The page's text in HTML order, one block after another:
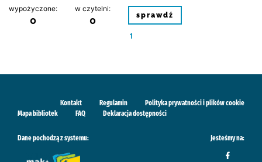
wypożyczone:
0
w czytelni:
0 sprawdź
1
Kontakt Regulamin
Polityka prywatności i plików cookie
Mapa bibliotek
FAQ Deklaracja dostępności
Dane pochodzą z systemu: Jesteśmy na: